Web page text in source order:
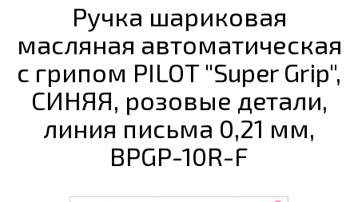
Ручка шариковая
масляная автоматическая
с грипом PILOT "Super Grip",
СИНЯЯ, розовые детали,
линия письма 0,21 мм,
BPGP-10R-F